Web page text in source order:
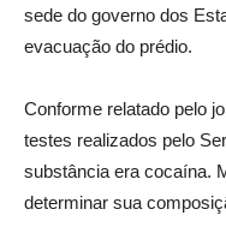
sede do governo dos
evacuação do prédio.
Conforme relatado pelo
testes realizados pelo
substância era cocaína.
determinar sua